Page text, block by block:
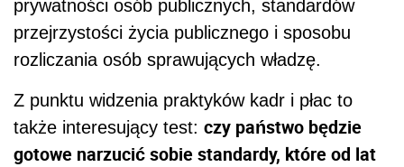
prywatności osób publicznych, standardów
przejrzystości życia publicznego i sposobu
rozliczania osób sprawujących władzę.
Z punktu widzenia praktyków kadr i płac to
także interesujący test: czy państwo będzie
gotowe narzucić sobie standardy, które od lat